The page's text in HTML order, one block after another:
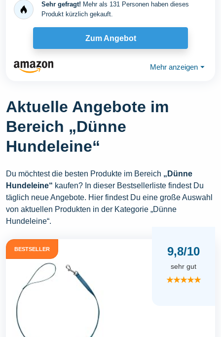
Sehr gefragt! Mehr als 131 Personen haben dieses
Produkt kürzlich gekauft.
Zum Angebot
Mehr anzeigen ⏷
Aktuelle Angebote im
Bereich „Dünne
Hundeleine“
Du möchtest die besten Produkte im Bereich „Dünne
Hundeleine“ kaufen? In dieser Bestsellerliste findest Du
täglich neue Angebote. Hier findest Du eine große Auswahl
von aktuellen Produkten in der Kategorie „Dünne
Hundeleine“.
BESTSELLER 9,8/10
sehr gut
★★★★★